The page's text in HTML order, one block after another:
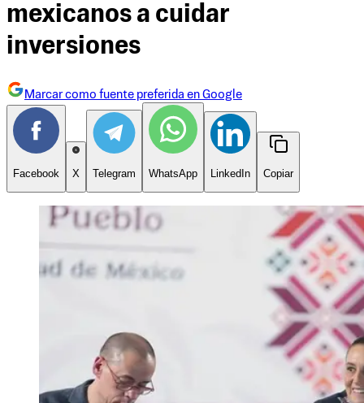
mexicanos a cuidar
inversiones
Marcar como fuente preferida en Google
Facebook X Telegram WhatsApp LinkedIn Copiar